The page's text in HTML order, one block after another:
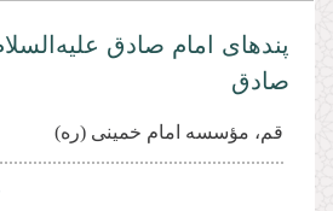
پندهای امام صادق
صادق
قم، مؤسسه امام خمینی (ره)